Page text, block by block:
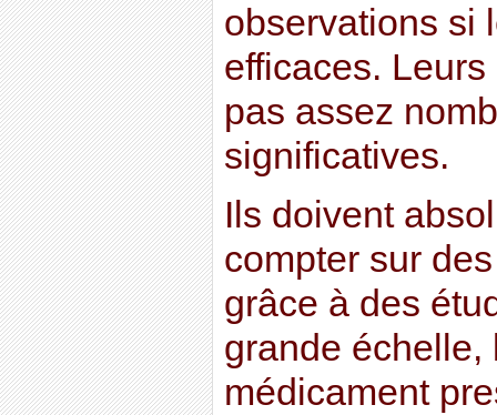
observations si
efficaces.
pas assez
significatives.
Ils doivent
compter sur
grâce à des
grande échelle,
médicament